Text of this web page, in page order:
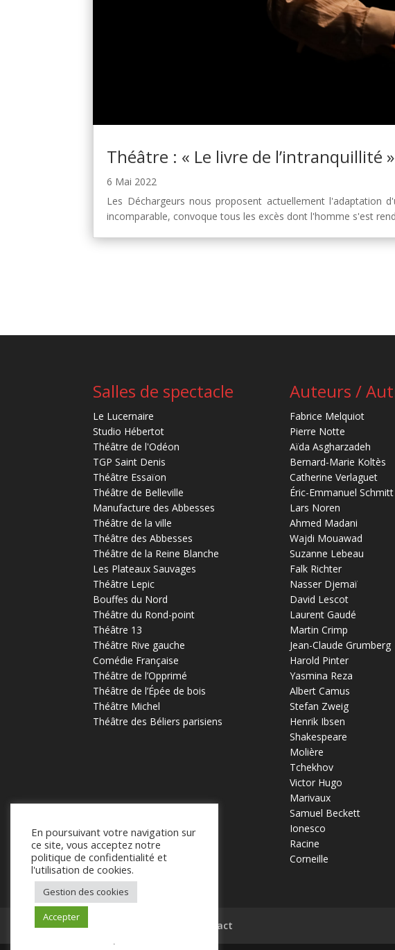
Théâtre : « Le livre de l’intranquillité
6 Mai 2022
Les Déchargeurs nous proposent actuellement l'adaptation
incomparable, convoque tous les excès dont l'homme s'est
Salles de spectacle
Le Lucernaire
Studio Hébertot
Théâtre de l'Odéon
TGP Saint Denis
Théâtre Essaïon
Théâtre de Belleville
Manufacture des Abbesses
Théâtre de la ville
Théâtre des Abbesses
Théâtre de la Reine Blanche
Les Plateaux Sauvages
Théâtre Lepic
Bouffes du Nord
Théâtre du Rond-point
Théâtre 13
Théâtre Rive gauche
Comédie Française
Théâtre de l’Opprimé
Théâtre de l’Épée de bois
Théâtre Michel
Théâtre des Béliers parisiens
Auteurs /
Fabrice Melquiot
Pierre Notte
Aïda Asgharzadeh
Bernard-Marie Koltès
Catherine Verlaguet
Éric-Emmanuel Schmitt
Lars Noren
Ahmed Madani
Wajdi Mouawad
Suzanne Lebeau
Falk Richter
Nasser Djemaï
David Lescot
Laurent Gaudé
Martin Crimp
Jean-Claude Grumberg
Harold Pinter
Yasmina Reza
Albert Camus
Stefan Zweig
Henrik Ibsen
Shakespeare
Molière
Tchekhov
Victor Hugo
Marivaux
Samuel Beckett
Ionesco
Racine
Corneille
Contact
En poursuivant votre navigation sur
ce site, vous acceptez notre
politique de confidentialité et
l'utilisation de cookies.
Gestion des cookies
Accepter
.